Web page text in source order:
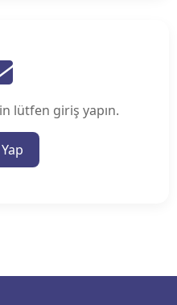
lütfen giriş yapın.